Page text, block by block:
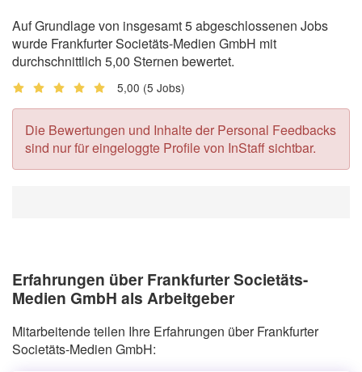
Auf Grundlage von insgesamt 5 abgeschlossenen Jobs
wurde Frankfurter Societäts-Medien GmbH mit
durchschnittlich 5,00 Sternen bewertet.
5,00 (5 Jobs)
Die Bewertungen und Inhalte der Personal Feedbacks
sind nur für eingeloggte Profile von InStaff sichtbar.
Erfahrungen über Frankfurter Societäts-
Medien GmbH als Arbeitgeber
Mitarbeitende teilen Ihre Erfahrungen über Frankfurter
Societäts-Medien GmbH: